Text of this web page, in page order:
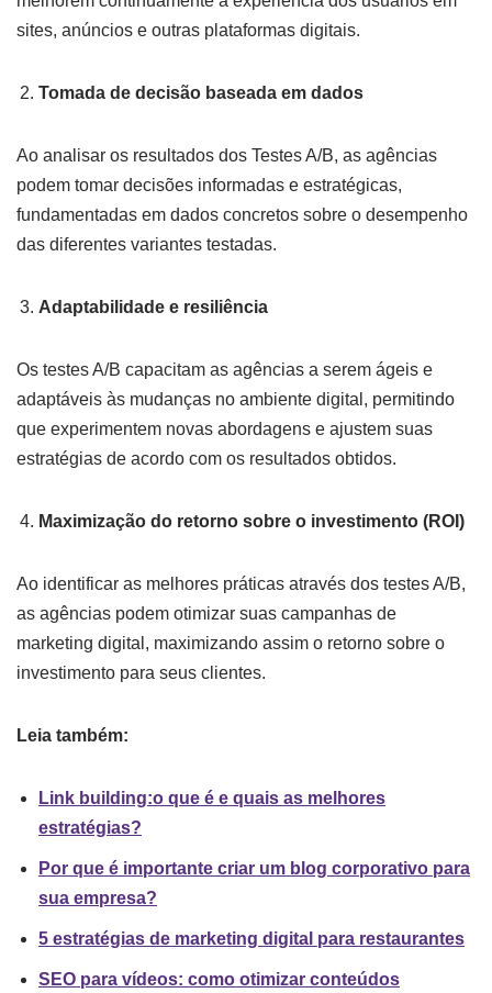
sites, anúncios e outras plataformas digitais.
Tomada de decisão baseada em dados
Ao analisar os resultados dos Testes A/B, as agências
podem tomar decisões informadas e estratégicas,
fundamentadas em dados concretos sobre o desempenho
das diferentes variantes testadas.
Adaptabilidade e resiliência
Os testes A/B capacitam as agências a serem ágeis e
adaptáveis às mudanças no ambiente digital, permitindo
que experimentem novas abordagens e ajustem suas
estratégias de acordo com os resultados obtidos.
Maximização do retorno sobre o investimento (ROI)
Ao identificar as melhores práticas através dos testes A/B,
as agências podem otimizar suas campanhas de
marketing digital, maximizando assim o retorno sobre o
investimento para seus clientes.
Leia também:
Link building:o que é e quais as melhores
estratégias?
Por que é importante criar um blog corporativo para
sua empresa?
5 estratégias de marketing digital para restaurantes
SEO para vídeos: como otimizar conteúdos